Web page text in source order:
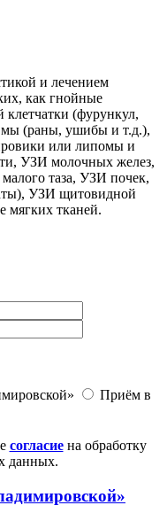
и лечением
как гнойные
(фурункул,
(раны, ушибы и т.д.),
или липомы и
УЗИ молочных желез,
таза, УЗИ почек,
УЗИ щитовидной
мягких тканей.
Приём в
согласиена обработку
данных.